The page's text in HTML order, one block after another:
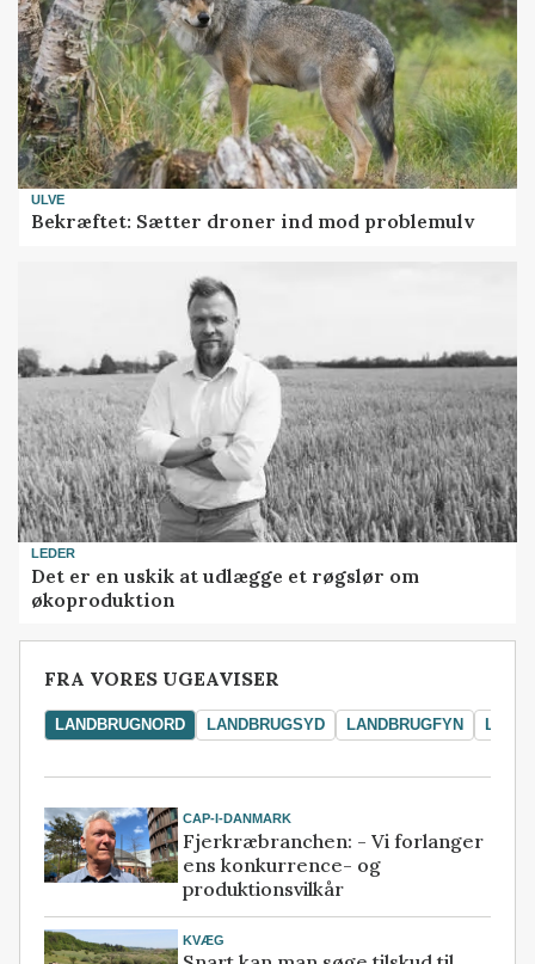
ULVE
Bekræftet: Sætter droner ind mod problemulv
LEDER
Det er en uskik at udlægge et røgslør om
økoproduktion
FRA VORES UGEAVISER
LANDBRUGNORD LANDBRUGSYD LANDBRUGFYN
CAP-I-DANMARK
Fjerkræbranchen: - Vi forlanger
ens konkurrence- og
produktionsvilkår
KVÆG